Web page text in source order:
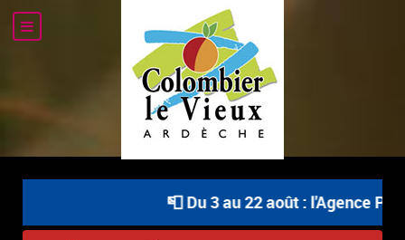
📮 Du 3 au 22 août : l'Agence